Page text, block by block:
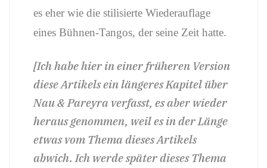
es eher wie die stilisierte Wiederauflage
eines Bühnen-Tangos, der seine Zeit hatte.
[Ich habe hier in einer früheren Version
diese Artikels ein längeres Kapitel über
Nau & Pareyra verfasst, es aber wieder
heraus genommen, weil es in der Länge
etwas vom Thema dieses Artikels
abwich. Ich werde später dieses Thema